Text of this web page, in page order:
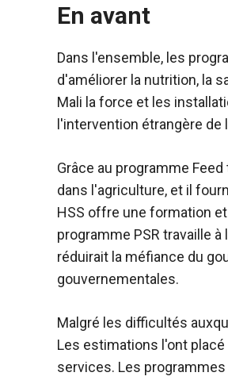
En avant
Dans l'ensemble, les
d'améliorer la nutrition, la
Mali la force et les
l'intervention étrangère de
Grâce au programme
dans l'agriculture, et il
HSS offre une formation
programme PSR travaille
réduirait la méfiance du
gouvernementales.
Malgré les difficultés
Les estimations l'ont
services. Les programmes